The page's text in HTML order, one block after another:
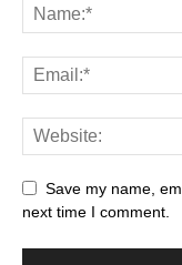
Save my name,
next time I comment.